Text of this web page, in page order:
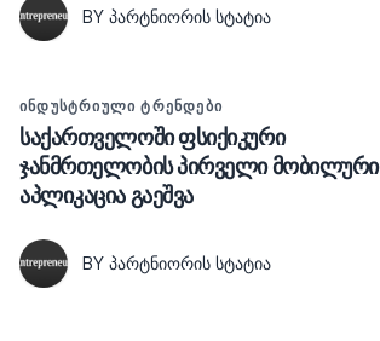
BY ᲞᲐᲠᲢᲜᲘᲝᲠᲘᲡ ᲡᲢᲐᲢᲘᲐ
ᲘᲜᲓᲣᲡᲢᲠᲘᲣᲚᲘ ᲢᲠᲔᲜᲓᲔᲑᲘ
საქართველოში ფსიქიკური
ჯანმრთელობის პირველი მობილური
აპლიკაცია გაეშვა
BY ᲞᲐᲠᲢᲜᲘᲝᲠᲘᲡ ᲡᲢᲐᲢᲘᲐ